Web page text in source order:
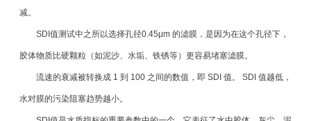
减。
SDI值测试中之所以选择孔径0.45μm 的滤膜，是因为在这个孔径下，
胶体物质比硬颗粒（如泥沙、水垢、铁锈等）更容易堵塞滤膜。
流速的衰减被转换成 1 到 100 之间的数值，即 SDI 值。 SDI 值越低，
水对膜的污染阻塞趋势越小。